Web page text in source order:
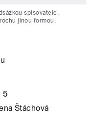
spisovatele,
jinou formou.
5
Štáchová